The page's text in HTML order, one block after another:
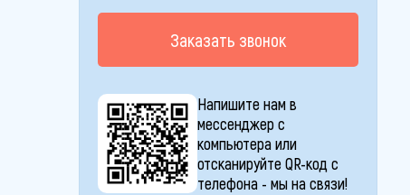
Заказать звонок
Напишите нам в
мессенджер с
компьютера или
отсканируйте QR-код с
телефона - мы на связи!